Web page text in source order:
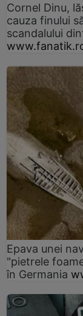
Cornel Dinu,
cauza finului
scandalului
Epava unei
"pietrele
în Germania